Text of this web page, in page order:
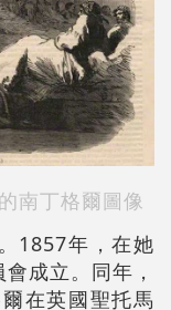
南丁格爾圖像
1857年，在她
成立。同年，
在英國聖托馬